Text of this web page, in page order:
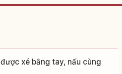
xé bằng tay, nấu cùng